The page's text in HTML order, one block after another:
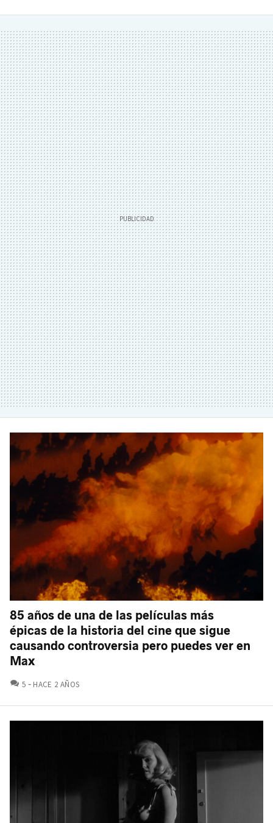
85 años de una de las películas más
épicas de la historia del cine que sigue
causando controversia pero puedes ver en
Max
5 COMENTARIOS
HACE 2 AÑOS